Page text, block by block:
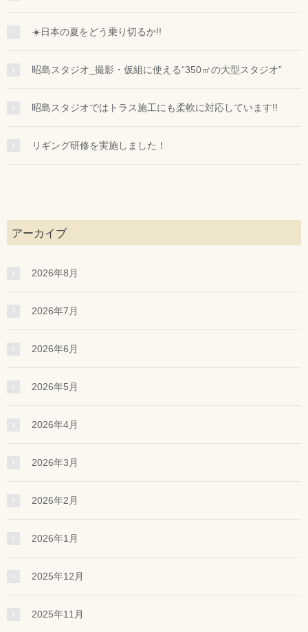
☀️日本の夏をどう乗り切るか!!
昭島スタジオ_撮影・仮組に使える“350㎡の大型スタジオ”
昭島スタジオではトラス施工にも柔軟に対応しています!!
リギング研修を実施しました！
アーカイブ
2026年8月
2026年7月
2026年6月
2026年5月
2026年4月
2026年3月
2026年2月
2026年1月
2025年12月
2025年11月